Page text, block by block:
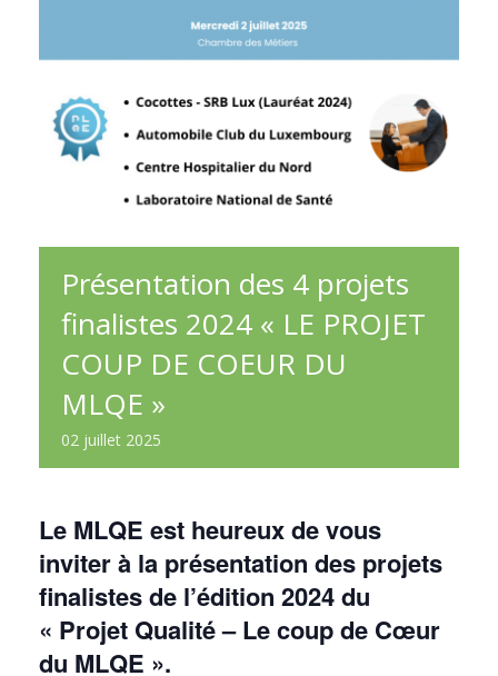
Présentation des 4 projets
finalistes 2024 « LE PROJET
COUP DE COEUR DU
MLQE »
02 juillet 2025
Le MLQE est heureux de vous
inviter à la présentation des projets
finalistes de l’édition 2024 du
« Projet Qualité – Le coup de Cœur
du MLQE ».